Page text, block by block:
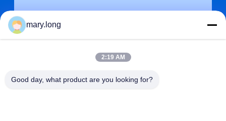
VERZENDEN
mary.long
2:19 AM
Good day, what product are you looking for?